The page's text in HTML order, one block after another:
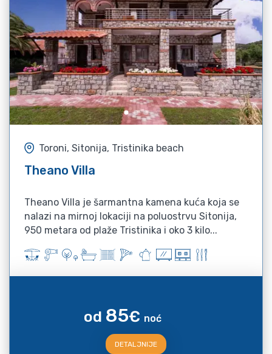
Toroni, Sitonija, Tristinika beach
Theano Villa
Theano Villa je šarmantna kamena kuća koja se
nalazi na mirnoj lokaciji na poluostrvu Sitonija,
950 metara od plaže Tristinika i oko 3 kilo...
od 85€ noć
DETALJNIJE